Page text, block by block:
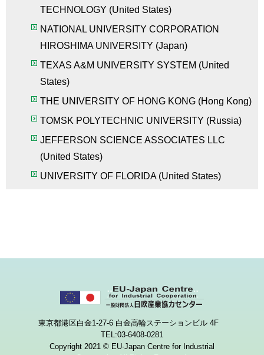
TECHNOLOGY (United States)
NATIONAL UNIVERSITY CORPORATION
HIROSHIMA UNIVERSITY (Japan)
TEXAS A&M UNIVERSITY SYSTEM (United
States)
THE UNIVERSITY OF HONG KONG (Hong Kong)
TOMSK POLYTECHNIC UNIVERSITY (Russia)
JEFFERSON SCIENCE ASSOCIATES LLC
(United States)
UNIVERSITY OF FLORIDA (United States)
東京都港区白金1-27-6 白金高輪ステーションビル 4F
TEL:03-6408-0281
Copyright 2021 © EU-Japan Centre for Industrial